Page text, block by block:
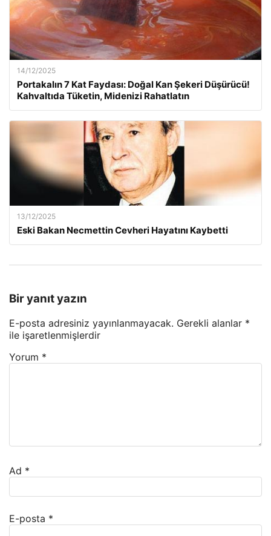
14/12/2025
Portakalın 7 Kat Faydası: Doğal Kan Şekeri Düşürücü!
Kahvaltıda Tüketin, Midenizi Rahatlatın
13/12/2025
Eski Bakan Necmettin Cevheri Hayatını Kaybetti
Bir yanıt yazın
E-posta adresiniz yayınlanmayacak. Gerekli alanlar *
ile işaretlenmişlerdir
Yorum *
Ad *
E-posta *